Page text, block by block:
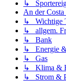
↳
An der Costa
↳ Wichtige
↳ allgem.
↳ Bank
↳ Energie &
↳ Gas
↳ Klima &
↳ Strom &